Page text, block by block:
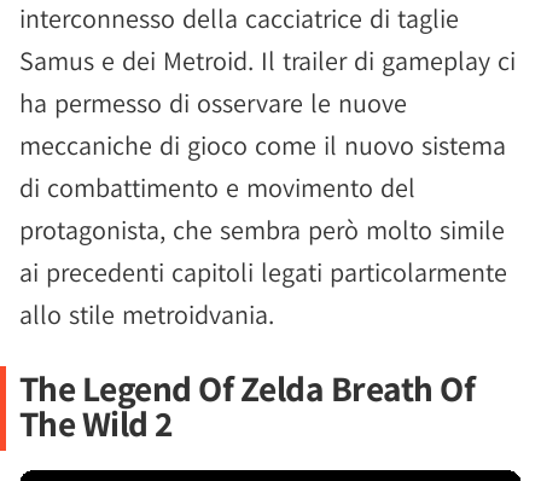
interconnesso della cacciatrice di taglie
Samus e dei Metroid. Il trailer di gameplay ci
ha permesso di osservare le nuove
meccaniche di gioco come il nuovo sistema
di combattimento e movimento del
protagonista, che sembra però molto simile
ai precedenti capitoli legati particolarmente
allo stile metroidvania.
The Legend Of Zelda Breath Of
The Wild 2